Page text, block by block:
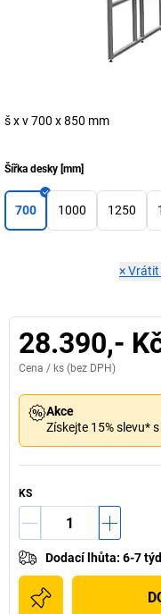
š x v 700 x 850 mm
Šířka desky [mm]
700 1000 1250
×Vrátit
28.390,-
Cena / ks (bez DPH)
Akce
Získejte 15% slevu*
KS
Dodací lhůta: 6-7